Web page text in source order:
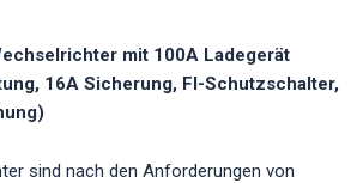
mit 100A Ladegerät
16A Sicherung, FI-Schutzschalter,
sind nach den Anforderungen von